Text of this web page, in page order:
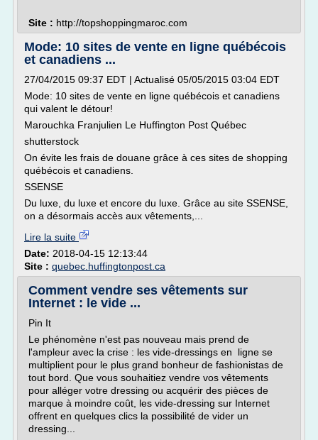
Site : http://topshoppingmaroc.com
Mode: 10 sites de vente en ligne québécois
et canadiens ...
27/04/2015 09:37 EDT | Actualisé 05/05/2015 03:04 EDT
Mode: 10 sites de vente en ligne québécois et canadiens
qui valent le détour!
Marouchka Franjulien Le Huffington Post Québec
shutterstock
On évite les frais de douane grâce à ces sites de shopping
québécois et canadiens.
SSENSE
Du luxe, du luxe et encore du luxe. Grâce au site SSENSE,
on a désormais accès aux vêtements,...
Lire la suite
Date: 2018-04-15 12:13:44
Site : quebec.huffingtonpost.ca
Comment vendre ses vêtements sur
Internet : le vide ...
Pin It
Le phénomène n'est pas nouveau mais prend de
l'ampleur avec la crise : les vide-dressings en ligne se
multiplient pour le plus grand bonheur de fashionistas de
tout bord. Que vous souhaitiez vendre vos vêtements
pour alléger votre dressing ou acquérir des pièces de
marque à moindre coût, les vide-dressing sur Internet
offrent en quelques clics la possibilité de vider un
dressing...